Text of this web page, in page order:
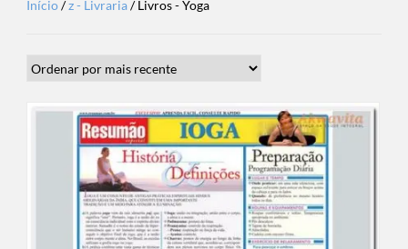
Início/z - Livraria/ Livros - Yoga